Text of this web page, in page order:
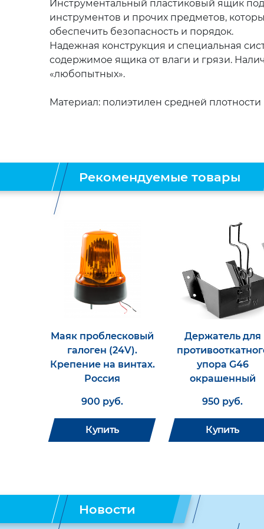
Бумага
для
тахографа
и
диски
для
тахогрофа
техника (2)
инструментальные (20)
Карты
и
атласы (9)
Цепи-
Инструментальный пластиковый ящик
инструментов и прочих предметов,
обеспечить безопасность и порядок.
Надежная конструкция и специальная
содержимое ящика от влаги и грязи.
«любопытных».
Материал: полиэтилен средней плотности
Рекомендуемые товары
Маяк проблесковый
галоген (24V).
Крепение на винтах.
Россия
900 руб.
Купить
Держатель для
упора G46
окрашенный
950 руб.
Купить
Новости